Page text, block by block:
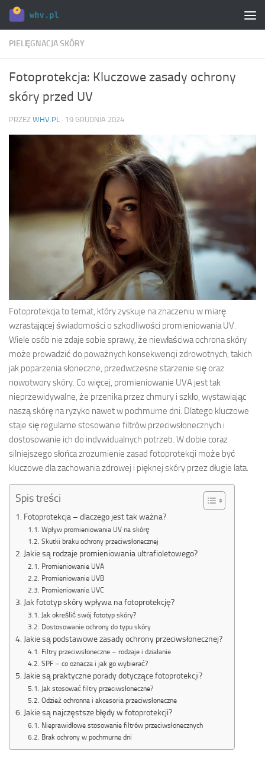
Skip to content
PIELĘGNACJA SKÓRY
Fotoprotekcja: Kluczowe zasady ochrony
skóry przed UV
PRZEZ WHV.PL · 19 GRUDNIA 2024
Fotoprotekcja to temat, który zyskuje na znaczeniu w miarę
wzrastającej świadomości o szkodliwości promieniowania UV.
Wiele osób nie zdaje sobie sprawy, że niewłaściwa ochrona skóry
może prowadzić do poważnych konsekwencji zdrowotnych, takich
jak poparzenia słoneczne, przedwczesne starzenie się oraz
nowotwory skóry. Co więcej, promieniowanie UVA jest tak
nieprzewidywalne, że przenika przez chmury i szkło, wystawiając
naszą skórę na ryzyko nawet w pochmurne dni. Dlatego kluczowe
staje się regularne stosowanie filtrów przeciwsłonecznych i
dostosowanie ich do indywidualnych potrzeb. W dobie coraz
silniejszego słońca zrozumienie zasad fotoprotekcji może być
kluczowe dla zachowania zdrowej i pięknej skóry przez długie lata.
Spis treści
Fotoprotekcja – dlaczego jest tak ważna?
Wpływ promieniowania UV na skórę
Skutki braku ochrony przeciwsłonecznej
Jakie są rodzaje promieniowania ultrafioletowego?
Promieniowanie UVA
Promieniowanie UVB
Promieniowanie UVC
Jak fototyp skóry wpływa na fotoprotekcję?
Jak określić swój fototyp skóry?
Dostosowanie ochrony do typu skóry
Jakie są podstawowe zasady ochrony przeciwsłonecznej?
Filtry przeciwsłoneczne – rodzaje i działanie
SPF – co oznacza i jak go wybierać?
Jakie są praktyczne porady dotyczące fotoprotekcji?
Jak stosować filtry przeciwsłoneczne?
Odzież ochronna i akcesoria przeciwsłoneczne
Jakie są najczęstsze błędy w fotoprotekcji?
Nieprawidłowe stosowanie filtrów przeciwsłonecznych
Brak ochrony w pochmurne dni